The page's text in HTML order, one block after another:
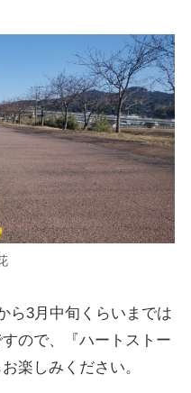
ら3月中旬くらいまでは
ので、『ハートストー
楽しみください。